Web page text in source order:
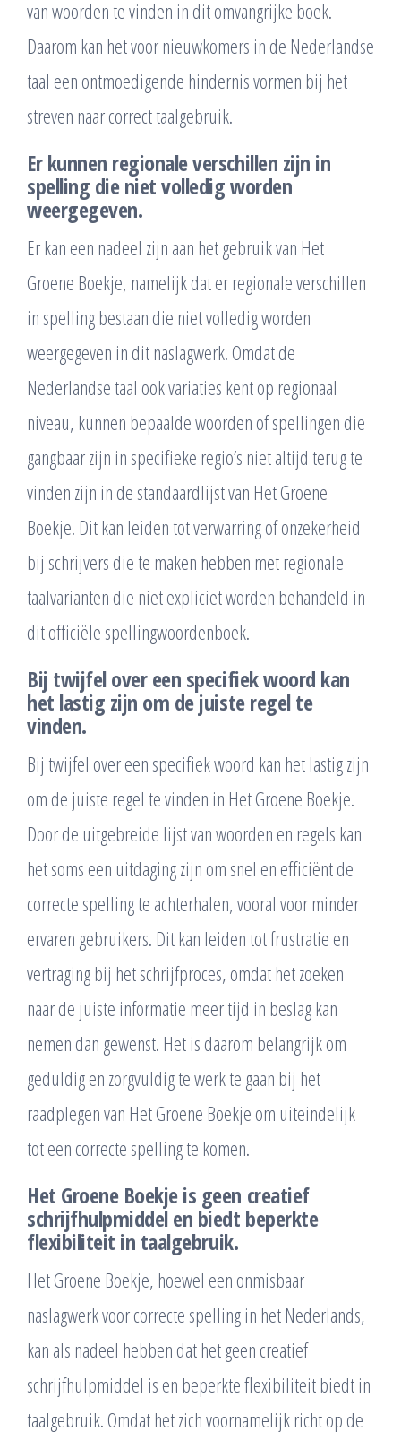
van woorden te vinden in dit omvangrijke boek.
Daarom kan het voor nieuwkomers in de Nederlandse
taal een ontmoedigende hindernis vormen bij het
streven naar correct taalgebruik.
Er kunnen regionale verschillen zijn in
spelling die niet volledig worden
weergegeven.
Er kan een nadeel zijn aan het gebruik van Het
Groene Boekje, namelijk dat er regionale verschillen
in spelling bestaan die niet volledig worden
weergegeven in dit naslagwerk. Omdat de
Nederlandse taal ook variaties kent op regionaal
niveau, kunnen bepaalde woorden of spellingen die
gangbaar zijn in specifieke regio’s niet altijd terug te
vinden zijn in de standaardlijst van Het Groene
Boekje. Dit kan leiden tot verwarring of onzekerheid
bij schrijvers die te maken hebben met regionale
taalvarianten die niet expliciet worden behandeld in
dit officiële spellingwoordenboek.
Bij twijfel over een specifiek woord kan
het lastig zijn om de juiste regel te
vinden.
Bij twijfel over een specifiek woord kan het lastig zijn
om de juiste regel te vinden in Het Groene Boekje.
Door de uitgebreide lijst van woorden en regels kan
het soms een uitdaging zijn om snel en efficiënt de
correcte spelling te achterhalen, vooral voor minder
ervaren gebruikers. Dit kan leiden tot frustratie en
vertraging bij het schrijfproces, omdat het zoeken
naar de juiste informatie meer tijd in beslag kan
nemen dan gewenst. Het is daarom belangrijk om
geduldig en zorgvuldig te werk te gaan bij het
raadplegen van Het Groene Boekje om uiteindelijk
tot een correcte spelling te komen.
Het Groene Boekje is geen creatief
schrijfhulpmiddel en biedt beperkte
flexibiliteit in taalgebruik.
Het Groene Boekje, hoewel een onmisbaar
naslagwerk voor correcte spelling in het Nederlands,
kan als nadeel hebben dat het geen creatief
schrijfhulpmiddel is en beperkte flexibiliteit biedt in
taalgebruik. Omdat het zich voornamelijk richt op de